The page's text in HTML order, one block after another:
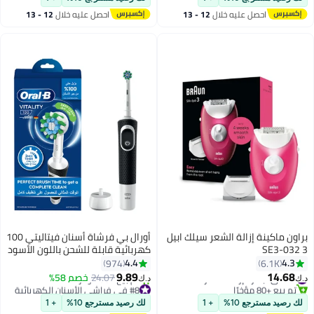
احصل عليه خلال 12 - 13 احصل عليه خلال 12 - 13
براون ماكينة إزالة الشعر سيلك ابيل
3 SE3-032
4.3
6.1K
د.ك‏14.68
#4 في أجهزة إزالة الشعر
تم بيع +80 مؤخرًا
#4 في أجهزة إزالة الشعر
لك رصيد مسترجع 10% + 1
أورال بي فرشاة أسنان فيتاليتي 100
كهربائية قابلة للشحن باللون الأسود
أسود
4.4
974
د.ك‏9.89
24.07خصم 58% #8 في فراشي الأسنان الكهربائية
أقل سعر في 30 يوم
تم بيع +50 مؤخرًا
لك رصيد مسترجع 10% + 1